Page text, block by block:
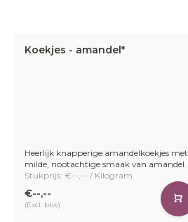
Koekjes - amandel*
Heerlijk knapperige amandelkoekjes met
milde, nootachtige smaak van amandel.
Stukprijs: €--,-- / Kilogram
€--,--
(Excl. btw)